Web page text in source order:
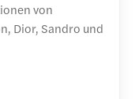
von
Dior, Sandro und